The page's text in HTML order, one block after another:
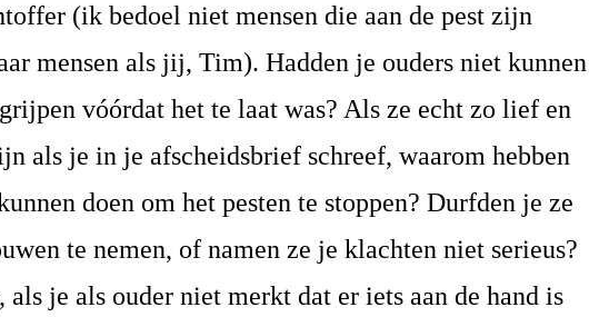
(ik bedoel niet mensen die aan de pest zijn
mensen als jij, Tim). Hadden je ouders niet kunnen
vóórdat het te laat was? Als ze echt zo lief en
als je in je afscheidsbrief schreef, waarom hebben
doen om het pesten te stoppen? Durfden je ze
te nemen, of namen ze je klachten niet serieus?
als je als ouder niet merkt dat er iets aan de hand is